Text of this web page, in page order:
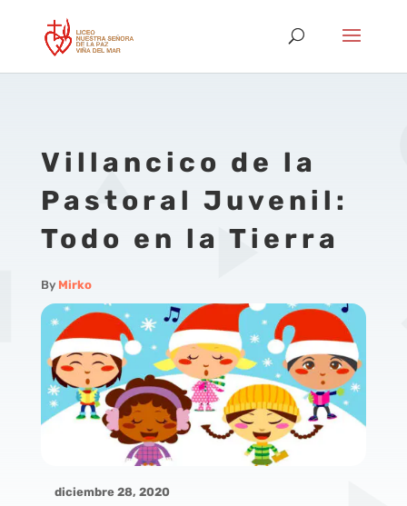
Villancico de la
Pastoral Juvenil:
Todo en la Tierra
By Mirko
diciembre 28, 2020